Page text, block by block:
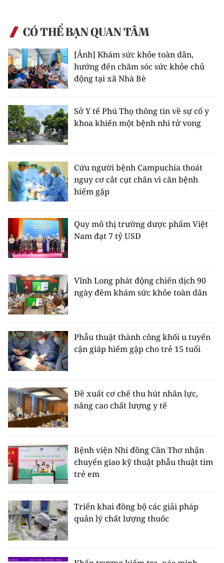
CÓ THỂ BẠN QUAN TÂM
[Ảnh] Khám sức khỏe toàn dân,
hướng đến chăm sóc sức khỏe chủ
động tại xã Nhà Bè
Sở Y tế Phú Thọ thông tin về sự cố y
khoa khiến một bệnh nhi tử vong
Cứu người bệnh Campuchia thoát
nguy cơ cắt cụt chân vì căn bệnh
hiếm gặp
Quy mô thị trường dược phẩm Việt
Nam đạt 7 tỷ USD
Vĩnh Long phát động chiến dịch 90
ngày đêm khám sức khỏe toàn dân
Phẫu thuật thành công khối u tuyến
cận giáp hiếm gặp cho trẻ 15 tuổi
Đề xuất cơ chế thu hút nhân lực,
nâng cao chất lượng y tế
Bệnh viện Nhi đồng Cần Thơ nhận
chuyển giao kỹ thuật phẫu thuật tim
trẻ em
Triển khai đồng bộ các giải pháp
quản lý chất lượng thuốc